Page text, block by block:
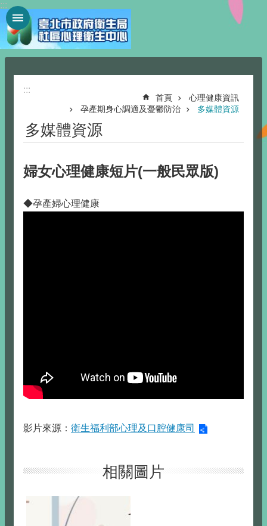
跳到主要內容區塊
:::
:::
首頁
心理健康資訊
孕產期身心調適及憂鬱防治
多媒體資源
多媒體資源
婦女心理健康短片(一般民眾版)
◆孕產婦心理健康
影片來源： 衛生福利部心理及口腔健康司
相關圖片